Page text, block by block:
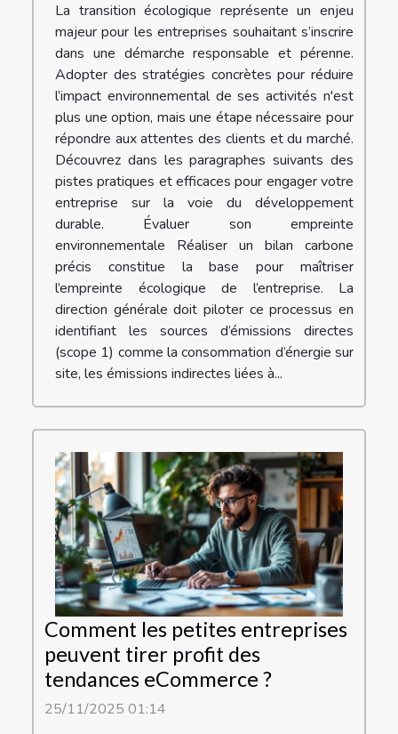
La transition écologique représente un enjeu
majeur pour les entreprises souhaitant s’inscrire
dans une démarche responsable et pérenne.
Adopter des stratégies concrètes pour réduire
l’impact environnemental de ses activités n'est
plus une option, mais une étape nécessaire pour
répondre aux attentes des clients et du marché.
Découvrez dans les paragraphes suivants des
pistes pratiques et efficaces pour engager votre
entreprise sur la voie du développement
durable. Évaluer son empreinte
environnementale Réaliser un bilan carbone
précis constitue la base pour maîtriser
l’empreinte écologique de l’entreprise. La
direction générale doit piloter ce processus en
identifiant les sources d’émissions directes
(scope 1) comme la consommation d’énergie sur
site, les émissions indirectes liées à...
Comment les petites entreprises
peuvent tirer profit des
tendances eCommerce ?
25/11/2025 01:14